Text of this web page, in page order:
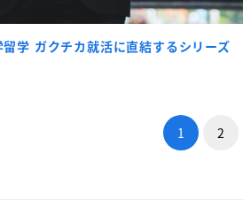
学 ガクチカ就活に直結するシリーズ
1 2